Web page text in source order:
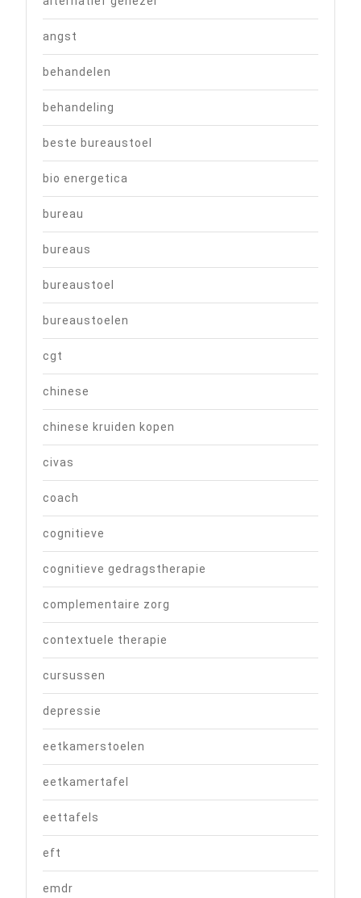
angst
behandelen
behandeling
beste bureaustoel
bio energetica
bureau
bureaus
bureaustoel
bureaustoelen
cgt
chinese
chinese kruiden kopen
civas
coach
cognitieve
cognitieve gedragstherapie
complementaire zorg
contextuele therapie
cursussen
depressie
eetkamerstoelen
eetkamertafel
eettafels
eft
emdr